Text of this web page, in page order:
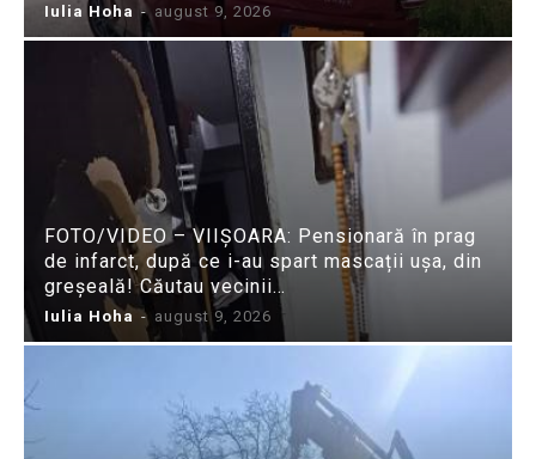
Iulia Hoha - august 9, 2026
FOTO/VIDEO – VIIȘOARA: Pensionară în prag
de infarct, după ce i-au spart mascații ușa, din
greșeală! Căutau vecinii…
Iulia Hoha - august 9, 2026